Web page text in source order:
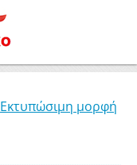
Εκτυπώσιμη μορφή